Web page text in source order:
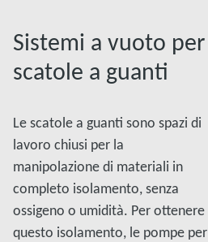
Sistemi a vuoto per
scatole a guanti
Le scatole a guanti sono spazi di
lavoro chiusi per la
manipolazione di materiali in
completo isolamento, senza
ossigeno o umidità. Per ottenere
questo isolamento, le pompe per